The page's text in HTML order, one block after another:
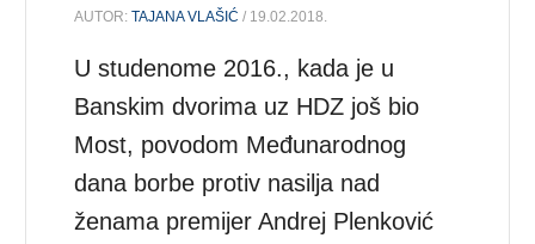
AUTOR:TAJANA VLAŠIĆ / 19.02.2018.
U studenome 2016., kada je u
Banskim dvorima uz HDZ još bio
Most, povodom Međunarodnog
dana borbe protiv nasilja nad
ženama premijer Andrej Plenković